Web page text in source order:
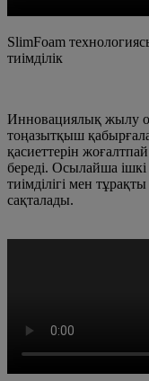
SlimFoam
тиімділік
Инновациялық жылу
тоңазытқыш
қасиеттерін
береді. Осылайша
тиімділігі мен
сақталады.